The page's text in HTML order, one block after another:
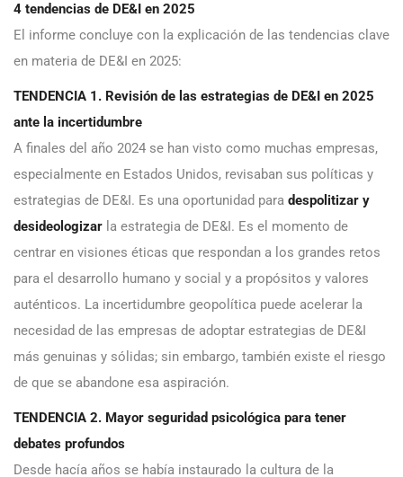
4 tendencias de DE&I en 2025
El informe concluye con la explicación de las tendencias clave
en materia de DE&I en 2025:
TENDENCIA 1. Revisión de las estrategias de DE&I en 2025
ante la incertidumbre
A finales del año 2024 se han visto como muchas empresas,
especialmente en Estados Unidos, revisaban sus políticas y
estrategias de DE&I. Es una oportunidad para despolitizar y
desideologizar la estrategia de DE&I. Es el momento de
centrar en visiones éticas que respondan a los grandes retos
para el desarrollo humano y social y a propósitos y valores
auténticos. La incertidumbre geopolítica puede acelerar la
necesidad de las empresas de adoptar estrategias de DE&I
más genuinas y sólidas; sin embargo, también existe el riesgo
de que se abandone esa aspiración.
TENDENCIA 2. Mayor seguridad psicológica para tener
debates profundos
Desde hacía años se había instaurado la cultura de la